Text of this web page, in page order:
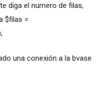
diga el numero de filas,
$filas =
una conexión a la bvase